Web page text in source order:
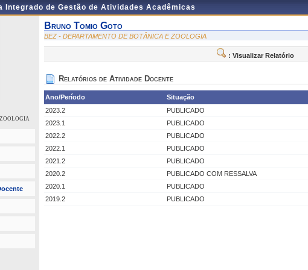
Integrado de Gestão de Atividades Acadêmicas
Bruno Tomio Goto
BEZ - DEPARTAMENTO DE BOTÂNICA E ZOOLOGIA
: Visualizar Relatório
Relatórios de Atividade Docente
Ano/Período
Situação
2023.2
PUBLICADO
2023.1
PUBLICADO
2022.2
PUBLICADO
2022.1
PUBLICADO
2021.2
PUBLICADO
2020.2
PUBLICADO COM RESSALVA
2020.1
PUBLICADO
2019.2
PUBLICADO